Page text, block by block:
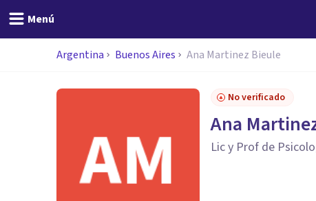
Menú
Argentina Buenos Aires Ana Martinez Bieule
No verificado
Ana
Lic y Prof de